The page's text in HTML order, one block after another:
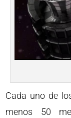
Cada uno de
menos 50